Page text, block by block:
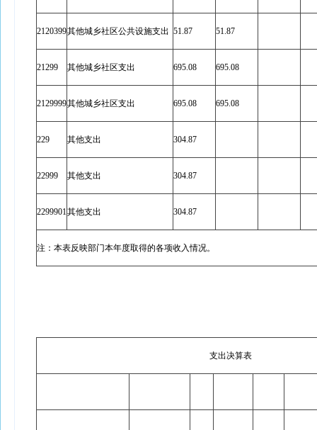
2120399其他城乡社区公共设施支出 51.87 51.87
21299 其他城乡社区支出 695.08 695.08
2129999其他城乡社区支出 695.08 695.08
229 其他支出 304.87
22999 其他支出 304.87
2299901其他支出 304.87
注：本表反映部门本年度取得的各项收入情况。
支出决算表